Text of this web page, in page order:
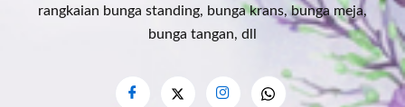
rangkaian bunga standing, bunga krans, bunga meja,
bunga tangan, dll